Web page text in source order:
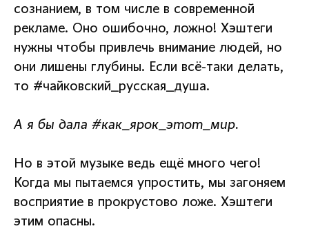
сознанием, в том числе в современной
рекламе. Оно ошибочно, ложно! Хэштеги
нужны чтобы привлечь внимание людей, но
они лишены глубины. Если всё-таки делать,
то #чайковский_русская_душа.
А я бы дала #как_ярок_этот_мир.
Но в этой музыке ведь ещё много чего!
Когда мы пытаемся упростить, мы загоняем
восприятие в прокрустово ложе. Хэштеги
этим опасны.